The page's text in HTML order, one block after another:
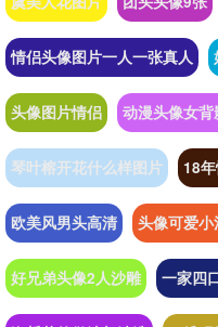
情侣头像图片一人一张真人
头像图片情侣 动漫头像女背
琴叶榕开花什么样图片 18
欧美风男头高清 头像可爱小
好兄弟头像2人沙雕 一家四